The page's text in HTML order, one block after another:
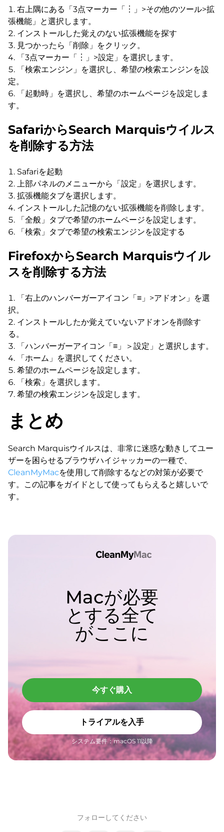
右上隅にある「3点マーカー「︙」>その他のツール>拡
張機能」と選択します。
インストールした覚えのない拡張機能を探す
見つかったら「削除」をクリック。
「3点マーカー「︙」>設定」を選択します。
「検索エンジン」を選択し、希望の検索エンジンを設
定。
「起動時」を選択し、希望のホームページを設定しま
す。
SafariからSearch Marquisウイルス
を削除する方法
Safariを起動
上部パネルのメニューから「設定」を選択します。
拡張機能タブを選択します。
インストールした記憶のない拡張機能を削除します。
「全般」タブで希望のホームページを設定します。
「検索」タブで希望の検索エンジンを設定する
FirefoxからSearch Marquisウイル
スを削除する方法
「右上のハンバーガーアイコン「≡」>アドオン」を選
択。
インストールしたか覚えていないアドオンを削除す
る。
「ハンバーガーアイコン「≡」＞設定」と選択します。
「ホーム」を選択してください。
希望のホームページを設定します。
「検索」を選択します。
希望の検索エンジンを設定します。
まとめ
Search Marquisウイルスは、非常に迷惑な動きしてユー
ザーを困らせるブラウザハイジャッカーの一種で、
CleanMyMacを使用して削除するなどの対策が必要で
す。この記事をガイドとして使ってもらえると嬉しいで
す。
Macが必要
とする全て
がここに
今すぐ購入
トライアルを入手
システム要件：macOS 11以降
フォローしてください